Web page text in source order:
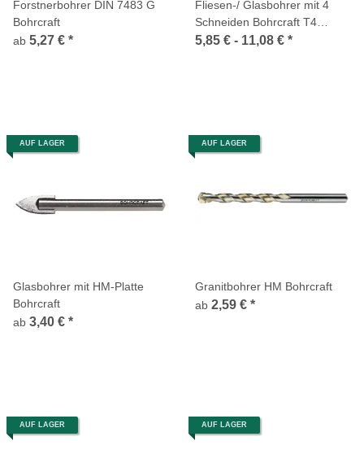
Forstnerbohrer DIN 7483 G
Bohrcraft
ab 5,27 € *
Fliesen-/ Glasbohrer mit 4
Schneiden Bohrcraft T4
Spezial
5,85 € - 11,08 € *
AUF LAGER
Glasbohrer mit HM-Platte
Bohrcraft
ab 3,40 € *
AUF LAGER
Granitbohrer HM Bohrcraft
ab 2,59 € *
AUF LAGER AUF LAGER